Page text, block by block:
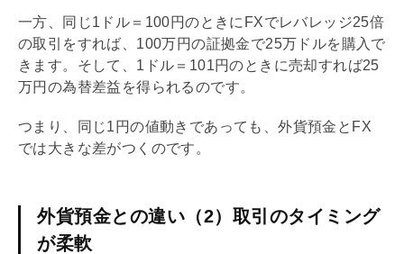
一方、同じ1ドル＝100円のときにFXでレバレッジ25倍
の取引をすれば、100万円の証拠金で25万ドルを購入で
きます。そして、1ドル＝101円のときに売却すれば25
万円の為替差益を得られるのです。
つまり、同じ1円の値動きであっても、外貨預金とFX
では大きな差がつくのです。
外貨預金との違い（2）取引のタイミング
が柔軟